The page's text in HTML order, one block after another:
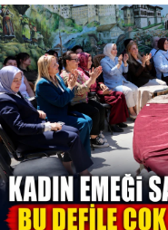
Röportaj
Manşet
Köşe Yazıları
Karikatür Galeri
BIK